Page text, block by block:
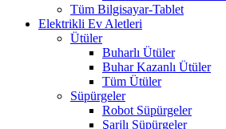
Tüm Bilgisayar-Tablet
Elektrikli Ev Aletleri
Ütüler
Buharlı Ütüler
Buhar Kazanlı Ütüler
Tüm Ütüler
Süpürgeler
Robot Süpürgeler
Şarjlı Süpürgeler